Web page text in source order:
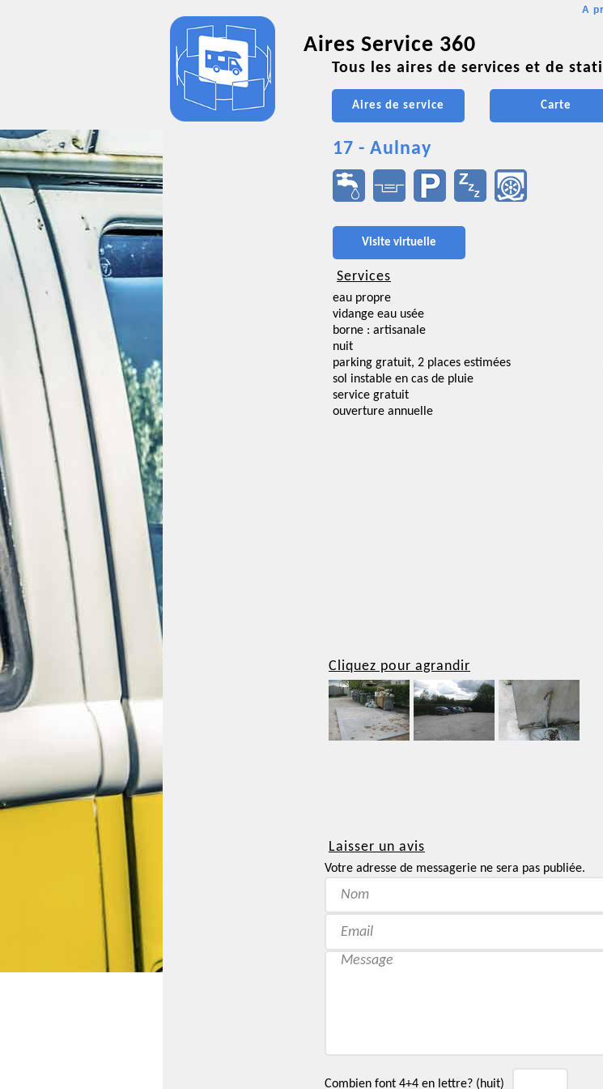
A
Aires Service 360
Tous les aires de services et de
Aires de service Carte
17 - Aulnay
Visite virtuelle
Services
eau propre
vidange eau usée
borne : artisanale
nuit
parking gratuit, 2 places estimées
sol instable en cas de pluie
service gratuit
ouverture annuelle
Cliquez pour agrandir
Laisser un avis
Votre adresse de messagerie ne sera pas publiée.
Combien font 4+4 en lettre? (huit)